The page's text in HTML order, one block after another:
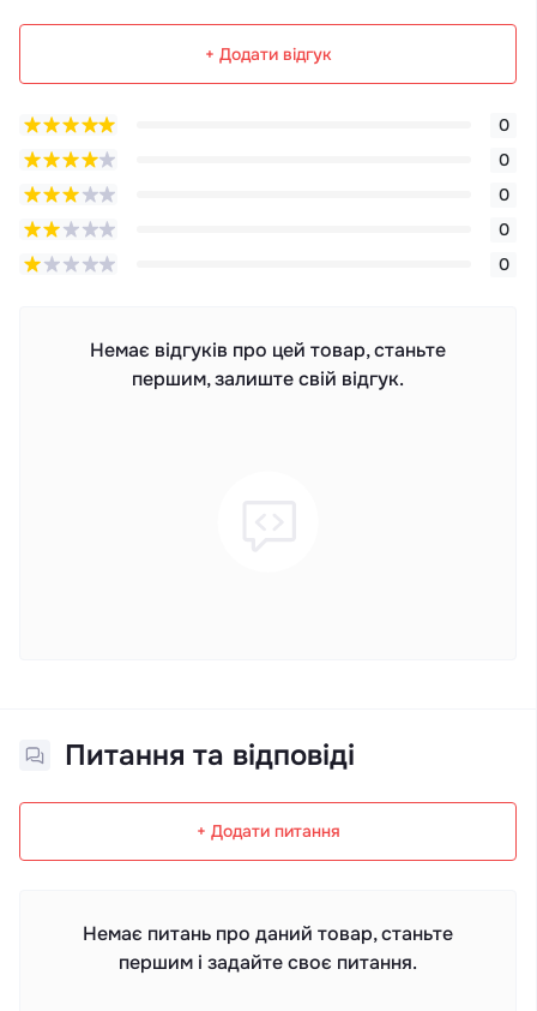
+ Додати відгук
0
0
0
0
0
Немає відгуків про цей товар, станьте
першим, залиште свій відгук.
Питання та відповіді
+ Додати питання
Немає питань про даний товар, станьте
першим і задайте своє питання.